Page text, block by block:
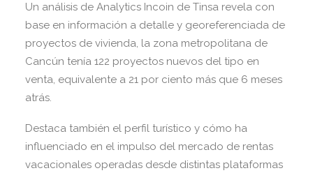
Un análisis de Analytics Incoin de Tinsa revela con
base en información a detalle y georeferenciada de
proyectos de vivienda, la zona metropolitana de
Cancún tenía 122 proyectos nuevos del tipo en
venta, equivalente a 21 por ciento más que 6 meses
atrás.
Destaca también el perfil turístico y cómo ha
influenciado en el impulso del mercado de rentas
vacacionales operadas desde distintas plataformas